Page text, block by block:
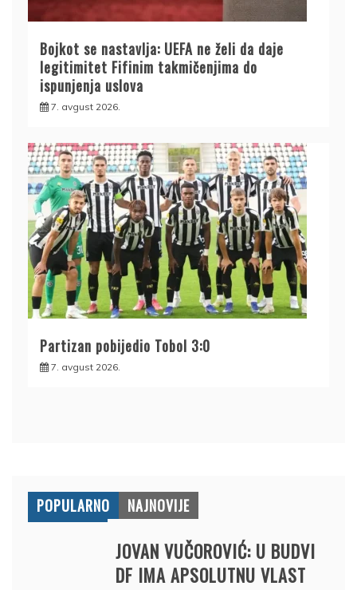
Bojkot se nastavlja: UEFA ne želi da daje
legitimitet Fifinim takmičenjima do
ispunjenja uslova
7. avgust 2026.
Partizan pobijedio Tobol 3:0
7. avgust 2026.
POPULARNO NAJNOVIJE
JOVAN VUČOROVIĆ: U BUDVI
DF IMA APSOLUTNU VLAST